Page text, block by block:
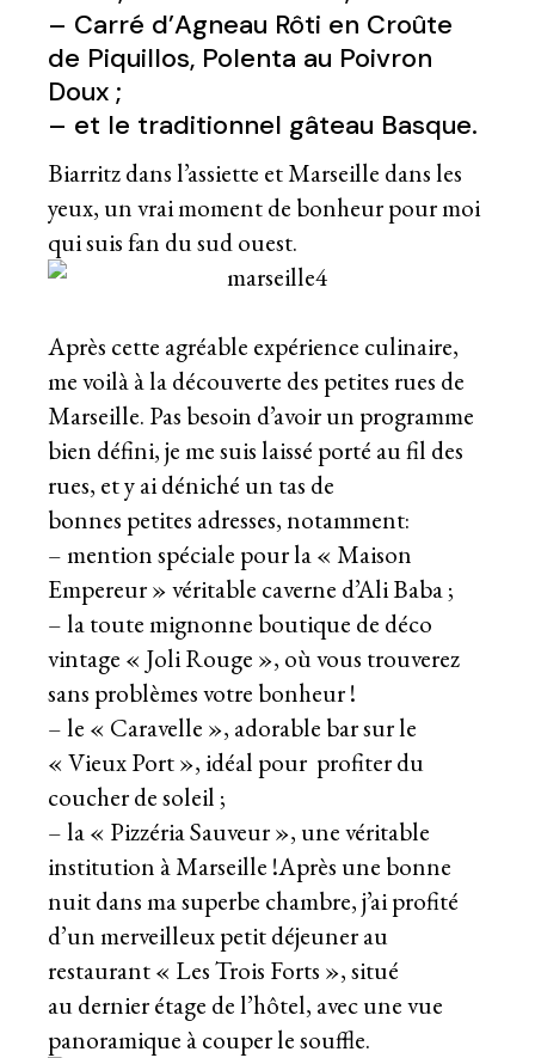
– Carré d’Agneau Rôti en Croûte
de Piquillos, Polenta au Poivron
Doux ;
– et le traditionnel gâteau Basque.
Biarritz dans l’assiette et Marseille dans les
yeux, un vrai moment de bonheur pour moi
qui suis fan du sud ouest.
Après cette agréable expérience culinaire,
me voilà à la découverte des petites rues de
Marseille. Pas besoin d’avoir un programme
bien défini, je me suis laissé porté au fil des
rues, et y ai déniché un tas de
bonnes petites adresses, notamment:
– mention spéciale pour la « Maison
Empereur » véritable caverne d’Ali Baba ;
– la toute mignonne boutique de déco
vintage « Joli Rouge », où vous trouverez
sans problèmes votre bonheur !
– le « Caravelle », adorable bar sur le
« Vieux Port », idéal pour profiter du
coucher de soleil ;
– la « Pizzéria Sauveur », une véritable
institution à Marseille !Après une bonne
nuit dans ma superbe chambre, j’ai profité
d’un merveilleux petit déjeuner au
restaurant « Les Trois Forts », situé
au dernier étage de l’hôtel, avec une vue
panoramique à couper le souffle.